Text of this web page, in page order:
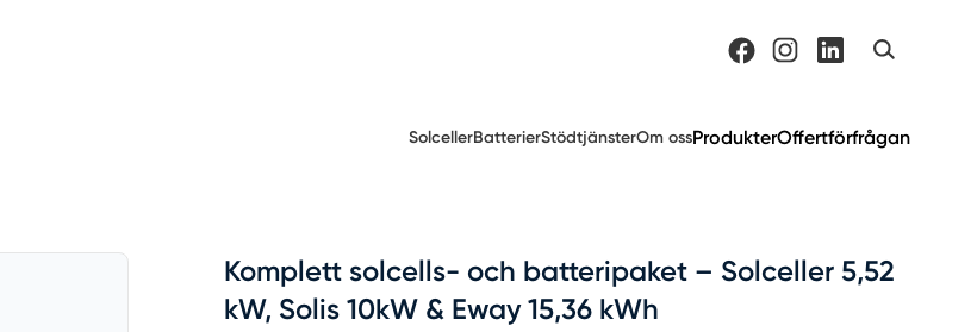
SolcellerBatterierStödtjänsterOm ossProdukterOffertförfrågan
Komplett solcells- och batteripaket – Solceller 5,52
kW, Solis 10kW & Eway 15,36 kWh